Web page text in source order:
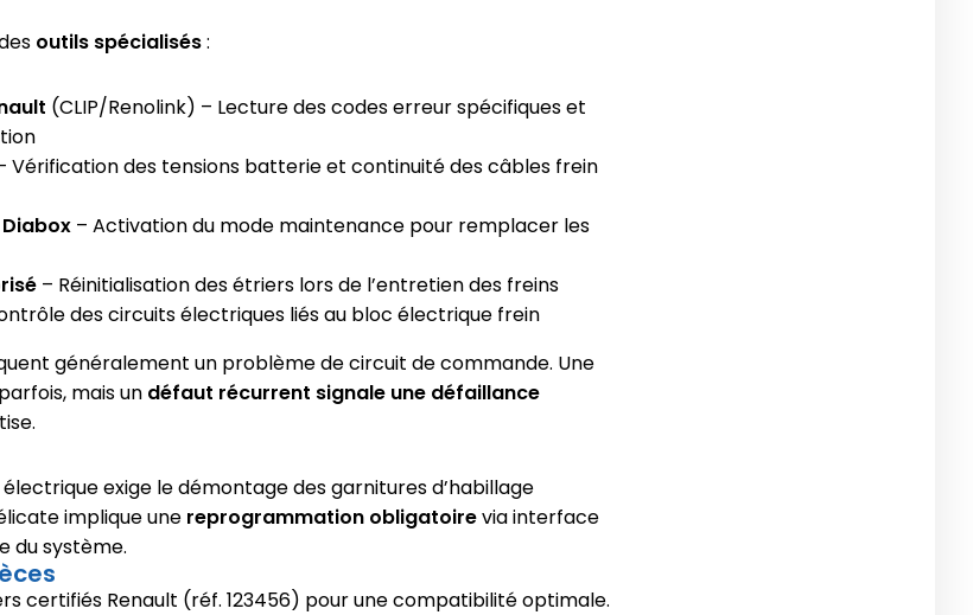
outils spécialisés:
(CLIP/Renolink) – Lecture des codes erreur spécifiques et
Vérification des tensions batterie et continuité des câbles frein
– Activation du mode maintenance pour remplacer les
– Réinitialisation des étriers lors de l’entretien des freins
des circuits électriques liés au bloc électrique frein
généralement un problème de circuit de commande. Une
mais un défaut récurrent signale une défaillance
exige le démontage des garnitures d’habillage
implique une reprogrammation obligatoirevia interface
du système.
certifiés Renault (réf. 123456) pour une compatibilité optimale.